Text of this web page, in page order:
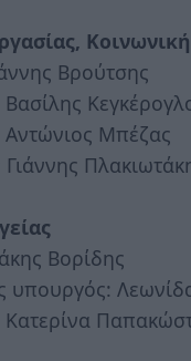
Βρούτσης
Μπέζας
Βορίδης
υπουργός: